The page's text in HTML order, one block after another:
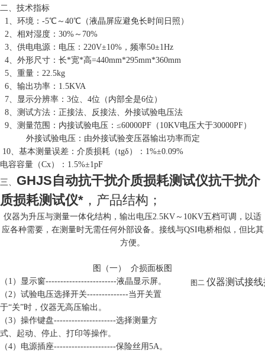
二、技术指标
1、环境：-5℃～40℃（液晶屏应避免长时间日照）
2、相对湿度：30%～70%
3、供电电源：电压：220V±10%，频率50±1Hz
4、外形尺寸：长*宽*高=440mm*295mm*360mm
5、重量：22.5kg
6、输出功率：1.5KVA
7、显示分辨率：3位、4位（内部全是6位）
8、测试方法：正接法、反接法、外接试验电压法
9、测量范围：内接试验电压：≤60000PF（10KV电压大于30000PF）
外接试验电压：由外接试验变压器输出功率而定
10、基本测量误差：介质损耗（tgδ）：1%±0.09%
电容容量（Cx）：1.5%±1pF
三、 GHJS自动抗干扰介质损耗测试仪抗干扰介
质损耗测试仪* ，产品结构；
仪器为升压与测量一体化结构，输出电压2.5KV～10KV五档可调，以适
应各种需要，在测量时无需任何外部设备。接线与QSI电桥相似，但比其
方便。
图（一） 介损面板图
（1）显示窗------------------------液晶显示屏。
（2）试验电压选择开关--------------当开关置
于“关”时，仪器无高压输出。
（3）操作键盘---------------------选择测量方
式、起动、停止、打印等操作。
（4）电源插座---------------------保险丝用5A。
图二 仪器测试接